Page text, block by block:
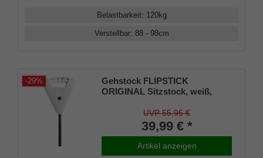
Belastbarkeit: 120kg
Verstellbar: 88 - 98cm
-29%
Gehstock FLIPSTICK
ORIGINAL Sitzstock, weiß,
stabiles Leichtmetall mit
Klappsitz, belastbar bis 130 Kg
UVP 55,95 €
39,99 € *
Artikel anzeigen